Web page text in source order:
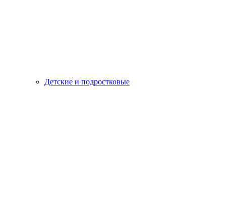
Детские и подростковые